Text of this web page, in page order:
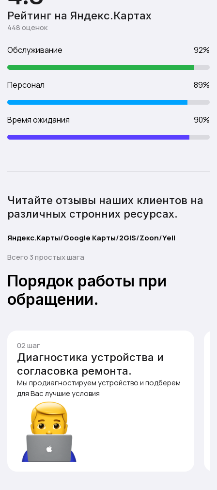
Рейтинг на Яндекс.Картах
448 оценок
Обслуживание 92%
Персонал 89%
Время ожидания 90%
Читайте отзывы наших клиентов на
различных стронних ресурсах.
Яндекс.Карты/Google Карты/2GIS/Zoon/Yell
Всего 3 простых шага
Порядок работы при
обращении.
03 шаг
Приступаем к работе и
выдаем устройство.
После того, как вы приняли решение, мы
приступаем к работе и производим ремонт